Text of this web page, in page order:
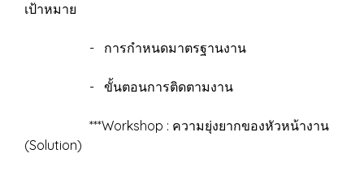
เป้าหมาย
- การกำหนดมาตรฐานงาน
- ขั้นตอนการติดตามงาน
***Workshop : ความยุ่งยากของหัวหน้างาน
(Solution)